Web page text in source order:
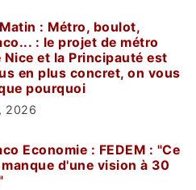
: Métro, boulot,
: le projet de métro
Nice et la Principauté est
en plus concret, on vous
pourquoi
2026
Economie : FEDEM : "Ce
d'une vision à 30